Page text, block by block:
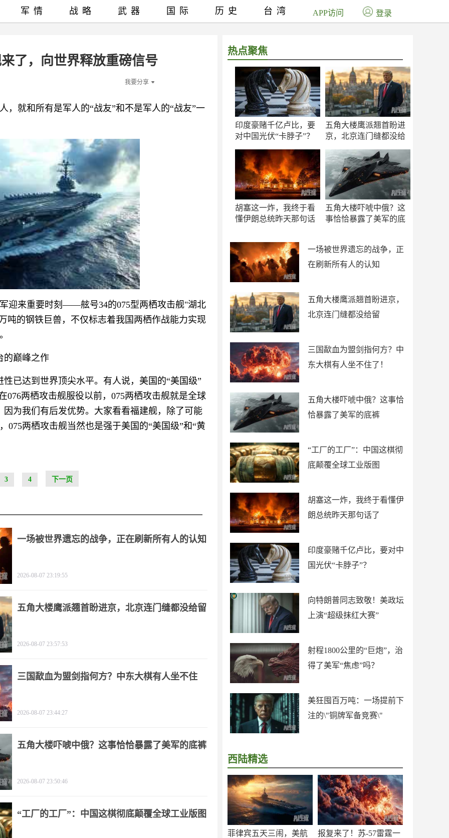
了，向世界释放重磅信号
我要分享
，就和所有是军人的“战友”和不是军人的“战友”一
迎来重要时刻——舷号34的075型两栖攻击舰"湖北
吨的钢铁巨兽，不仅标志着我国两栖作战能力实现
的巅峰之作
已达到世界顶尖水平。有人说，美国的“美国级”
076两栖攻击舰服役以前，075两栖攻击舰就是全球
为我们有后发优势。大家看看福建舰，除了可能
两栖攻击舰当然也是强于美国的“美国级”和“黄
3 4 下一页
热点聚焦
印度豪赌千亿卢比，要
对中国光伏“卡脖子”？
五角大楼鹰派翘首盼进
京，北京连门缝都没给
胡塞这一炸，我终于看
懂伊朗总统昨天那句话
五角大楼吓唬中俄？这
事恰恰暴露了美军的底
一场被世界遗忘的战争，正
在刷新所有人的认知
五角大楼鹰派翘首盼进京，
北京连门缝都没给留
三国歃血为盟剑指何方？中
东大棋有人坐不住了！
五角大楼吓唬中俄？这事恰
恰暴露了美军的底裤
“工厂的工厂”：中国这棋彻
底颠覆全球工业版图
胡塞这一炸，我终于看懂伊
朗总统昨天那句话了
印度豪赌千亿卢比，要对中
国光伏“卡脖子”？
向特朗普同志致敬！美政坛
上演“超级抹红大赛”
射程1800公里的“巨炮”，治
得了美军“焦虑”吗？
美狂囤百万吨：一场提前下
注的\"铜牌军备竞赛\"
西陆精选
菲律宾五天三闹，美航
报复来了！苏-57雷霆一
军情 战略 武器 国际 历史 台湾 APP访问 登录
一场被世界遗忘的战争，正在刷新所有人的认知
2026-08-07 23:19:55
五角大楼鹰派翘首盼进京，北京连门缝都没给留
2026-08-07 23:57:53
三国歃血为盟剑指何方？中东大棋有人坐不住
2026-08-07 23:44:27
五角大楼吓唬中俄？这事恰恰暴露了美军的底裤
2026-08-07 23:50:46
“工厂的工厂”：中国这棋彻底颠覆全球工业版图